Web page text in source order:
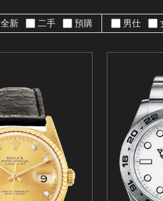
全新 二手 預購 男仕